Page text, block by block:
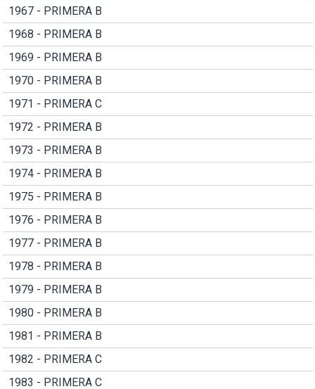
1967 - PRIMERA B
1968 - PRIMERA B
1969 - PRIMERA B
1970 - PRIMERA B
1971 - PRIMERA C
1972 - PRIMERA B
1973 - PRIMERA B
1974 - PRIMERA B
1975 - PRIMERA B
1976 - PRIMERA B
1977 - PRIMERA B
1978 - PRIMERA B
1979 - PRIMERA B
1980 - PRIMERA B
1981 - PRIMERA B
1982 - PRIMERA C
1983 - PRIMERA C